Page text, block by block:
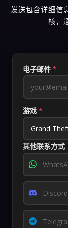
发送包含详细信
核，
电子邮件 *
游戏 *
其他联系方式